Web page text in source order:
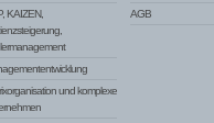
KAIZEN,
und komplexe
AGB